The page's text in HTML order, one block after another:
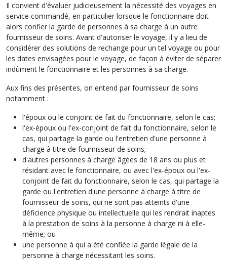
Il convient d'évaluer judicieusement la nécessité des voyages en
service commandé, en particulier lorsque le fonctionnaire doit
alors confier la garde de personnes à sa charge à un autre
fournisseur de soins. Avant d'autoriser le voyage, il y a lieu de
considérer des solutions de rechange pour un tel voyage ou pour
les dates envisagées pour le voyage, de façon à éviter de séparer
indûment le fonctionnaire et les personnes à sa charge.
Aux fins des présentes, on entend par fournisseur de soins
notamment :
l'époux ou le conjoint de fait du fonctionnaire, selon le cas;
l'ex-époux ou l'ex-conjoint de fait du fonctionnaire, selon le
cas, qui partage la garde ou l'entretien d'une personne à
charge à titre de fournisseur de soins;
d'autres personnes à charge âgées de 18 ans ou plus et
résidant avec le fonctionnaire, ou avec l'ex-époux ou l'ex-
conjoint de fait du fonctionnaire, selon le cas, qui partage la
garde ou l'entretien d'une personne à charge à titre de
fournisseur de soins, qui ne sont pas atteints d'une
déficience physique ou intellectuelle qui les rendrait inaptes
à la prestation de soins à la personne à charge ni à elle-
même; ou
une personne à qui a été confiée la garde légale de la
personne à charge nécessitant les soins.